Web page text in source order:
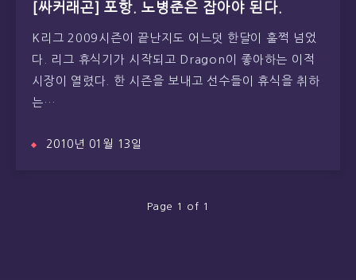
[싸커래곤] 포항. 노병준은 잡아야 된다.
K리그 2009시즌이 끝난지도 어느덧 한달이 훌쩍 넘었
다. 리그 휴식기가 시작되고 Dragon이 좋아하는 이적
시장이 열렸다. 한 시즌을 보내고 선수들이 휴식을 취하
는…
2010년 01월 13일
Page 1 of 1